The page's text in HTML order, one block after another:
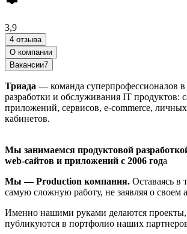
3,9
4 отзыва
О компании
Вакансии7
Триада — команда суперпрофессионалов в
разработки и обслуживания IT продуктов:
приложений, сервисов, е-commerce,
кабинетов.
Мы занимаемся продуктовой
web-сайтов и приложений с 2006 года
Мы — Production компания. Оставаясь в
самую сложную работу, не заявляя о своем
Именно нашими руками делаются проекты,
публикуются в портфолио наших